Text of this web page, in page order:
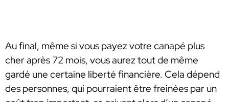
Au final, même si vous payez votre canapé plus
cher après 72 mois, vous aurez tout de même
gardé une certaine liberté financière. Cela dépend
des personnes, qui pourraient être freinées par un